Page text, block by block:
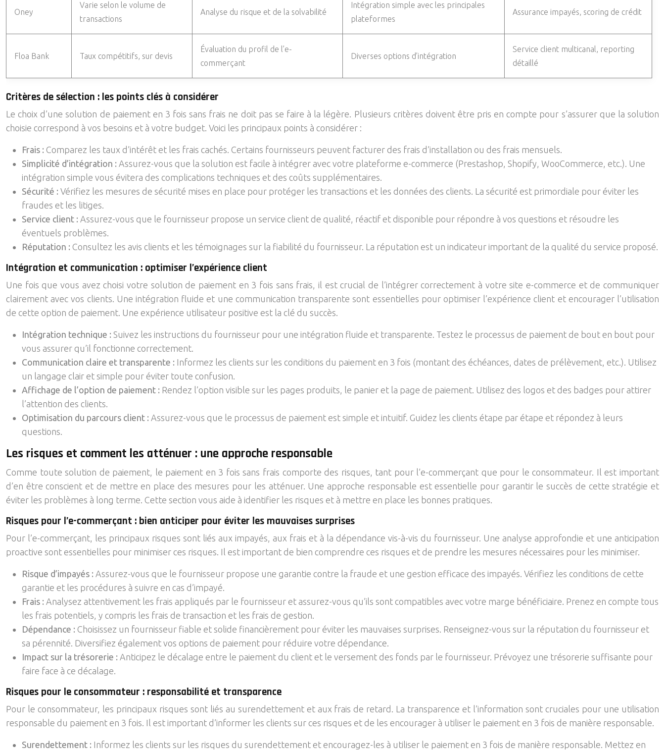
Oney
Varie selon le volume de
transactions
Analyse du risque et de la solvabilité
Intégration simple avec les principales
plateformes
Assurance impayés, scoring de crédit
Floa Bank Taux compétitifs, sur devis
Évaluation du profil de l’e-
commerçant
Diverses options d’intégration
Service client multicanal, reporting
détaillé
Critères de sélection : les points clés à considérer
Le choix d’une solution de paiement en 3 fois sans frais ne doit pas se faire à la légère. Plusieurs critères doivent être pris en compte pour s’assurer que la solution
choisie correspond à vos besoins et à votre budget. Voici les principaux points à considérer :
Frais : Comparez les taux d’intérêt et les frais cachés. Certains fournisseurs peuvent facturer des frais d’installation ou des frais mensuels.
Simplicité d’intégration : Assurez-vous que la solution est facile à intégrer avec votre plateforme e-commerce (Prestashop, Shopify, WooCommerce, etc.). Une
intégration simple vous évitera des complications techniques et des coûts supplémentaires.
Sécurité : Vérifiez les mesures de sécurité mises en place pour protéger les transactions et les données des clients. La sécurité est primordiale pour éviter les
fraudes et les litiges.
Service client : Assurez-vous que le fournisseur propose un service client de qualité, réactif et disponible pour répondre à vos questions et résoudre les
éventuels problèmes.
Réputation : Consultez les avis clients et les témoignages sur la fiabilité du fournisseur. La réputation est un indicateur important de la qualité du service proposé.
Intégration et communication : optimiser l’expérience client
Une fois que vous avez choisi votre solution de paiement en 3 fois sans frais, il est crucial de l’intégrer correctement à votre site e-commerce et de communiquer
clairement avec vos clients. Une intégration fluide et une communication transparente sont essentielles pour optimiser l’expérience client et encourager l’utilisation
de cette option de paiement. Une expérience utilisateur positive est la clé du succès.
Intégration technique : Suivez les instructions du fournisseur pour une intégration fluide et transparente. Testez le processus de paiement de bout en bout pour
vous assurer qu’il fonctionne correctement.
Communication claire et transparente : Informez les clients sur les conditions du paiement en 3 fois (montant des échéances, dates de prélèvement, etc.). Utilisez
un langage clair et simple pour éviter toute confusion.
Affichage de l’option de paiement : Rendez l’option visible sur les pages produits, le panier et la page de paiement. Utilisez des logos et des badges pour attirer
l’attention des clients.
Optimisation du parcours client : Assurez-vous que le processus de paiement est simple et intuitif. Guidez les clients étape par étape et répondez à leurs
questions.
Les risques et comment les atténuer : une approche responsable
Comme toute solution de paiement, le paiement en 3 fois sans frais comporte des risques, tant pour l’e-commerçant que pour le consommateur. Il est important
d’en être conscient et de mettre en place des mesures pour les atténuer. Une approche responsable est essentielle pour garantir le succès de cette stratégie et
éviter les problèmes à long terme. Cette section vous aide à identifier les risques et à mettre en place les bonnes pratiques.
Risques pour l’e-commerçant : bien anticiper pour éviter les mauvaises surprises
Pour l’e-commerçant, les principaux risques sont liés aux impayés, aux frais et à la dépendance vis-à-vis du fournisseur. Une analyse approfondie et une anticipation
proactive sont essentielles pour minimiser ces risques. Il est important de bien comprendre ces risques et de prendre les mesures nécessaires pour les minimiser.
Risque d’impayés : Assurez-vous que le fournisseur propose une garantie contre la fraude et une gestion efficace des impayés. Vérifiez les conditions de cette
garantie et les procédures à suivre en cas d’impayé.
Frais : Analysez attentivement les frais appliqués par le fournisseur et assurez-vous qu’ils sont compatibles avec votre marge bénéficiaire. Prenez en compte tous
les frais potentiels, y compris les frais de transaction et les frais de gestion.
Dépendance : Choisissez un fournisseur fiable et solide financièrement pour éviter les mauvaises surprises. Renseignez-vous sur la réputation du fournisseur et
sa pérennité. Diversifiez également vos options de paiement pour réduire votre dépendance.
Impact sur la trésorerie : Anticipez le décalage entre le paiement du client et le versement des fonds par le fournisseur. Prévoyez une trésorerie suffisante pour
faire face à ce décalage.
Risques pour le consommateur : responsabilité et transparence
Pour le consommateur, les principaux risques sont liés au surendettement et aux frais de retard. La transparence et l’information sont cruciales pour une utilisation
responsable du paiement en 3 fois. Il est important d’informer les clients sur ces risques et de les encourager à utiliser le paiement en 3 fois de manière responsable.
Surendettement : Informez les clients sur les risques du surendettement et encouragez-les à utiliser le paiement en 3 fois de manière responsable. Mettez en